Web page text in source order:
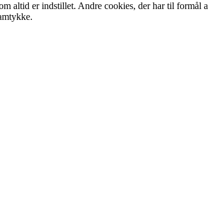
altid er indstillet. Andre cookies, der har til